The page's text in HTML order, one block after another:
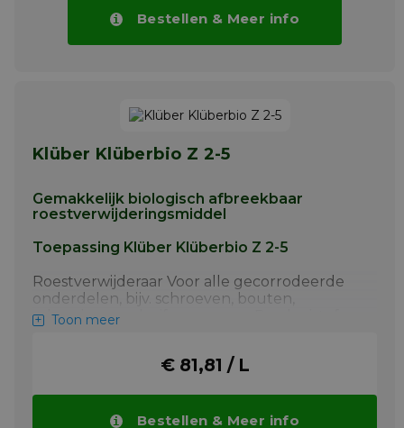
Bestellen & Meer info
Klüber Klüberbio Z 2-5
Gemakkelijk biologisch afbreekbaar
roestverwijderingsmiddel
Toepassing Klüber Klüberbio Z 2-5
Roestverwijderaar Voor alle gecorrodeerde
onderdelen, bijv. schroeven, bouten,
scharnieren, schuifpassen enz. De vloeistof
opgelost door contact met de smeermiddel.
duren om oplossen. Smeermiddel
Betrouwbare smering van kettingen, lagers,
Toon meer
€ 81,81 / L
Bestellen & Meer info